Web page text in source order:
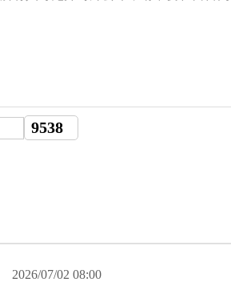
2026/07/02 08:00